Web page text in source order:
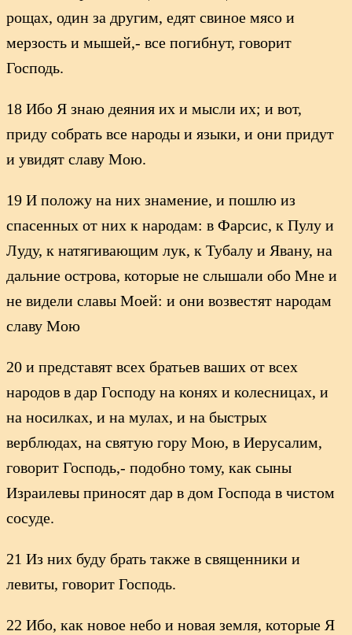
рощах, один за другим, едят свиное мясо и
мерзость и мышей,- все погибнут, говорит
Господь.
18 Ибо Я знаю деяния их и мысли их; и вот,
приду собрать все народы и языки, и они придут
и увидят славу Мою.
19 И положу на них знамение, и пошлю из
спасенных от них к народам: в Фарсис, к Пулу и
Луду, к натягивающим лук, к Тубалу и Явану, на
дальние острова, которые не слышали обо Мне и
не видели славы Моей: и они возвестят народам
славу Мою
20 и представят всех братьев ваших от всех
народов в дар Господу на конях и колесницах, и
на носилках, и на мулах, и на быстрых
верблюдах, на святую гору Мою, в Иерусалим,
говорит Господь,- подобно тому, как сыны
Израилевы приносят дар в дом Господа в чистом
сосуде.
21 Из них буду брать также в священники и
левиты, говорит Господь.
22 Ибо, как новое небо и новая земля, которые Я